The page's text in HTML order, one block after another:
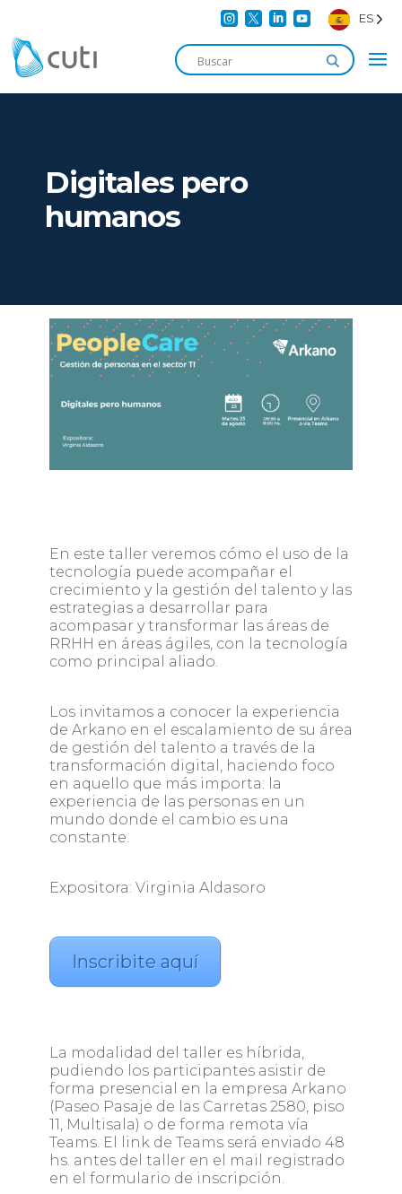
    ES
Digitales pero
humanos
En este taller veremos cómo el uso de la
tecnología puede acompañar el
crecimiento y la gestión del talento y las
estrategias a desarrollar para
acompasar y transformar las áreas de
RRHH en áreas ágiles, con la tecnología
como principal aliado.
Los invitamos a conocer la experiencia
de Arkano en el escalamiento de su área
de gestión del talento a través de la
transformación digital, haciendo foco
en aquello que más importa: la
experiencia de las personas en un
mundo donde el cambio es una
constante.
Expositora: Virginia Aldasoro
Inscribite aquí
La modalidad del taller es híbrida,
pudiendo los participantes asistir de
forma presencial en la empresa Arkano
(Paseo Pasaje de las Carretas 2580, piso
11, Multisala) o de forma remota vía
Teams. El link de Teams será enviado 48
hs. antes del taller en el mail registrado
en el formulario de inscripción.